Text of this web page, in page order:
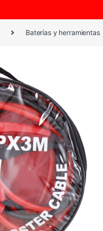
Baterías y herramientas